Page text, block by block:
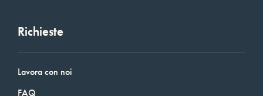
Richieste
Lavora con noi
FAQ